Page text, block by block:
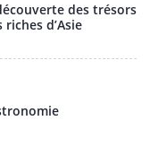
des trésors
d’Asie